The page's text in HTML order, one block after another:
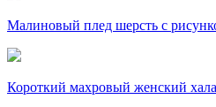
Малиновый плед шерсть с
Короткий махровый женский